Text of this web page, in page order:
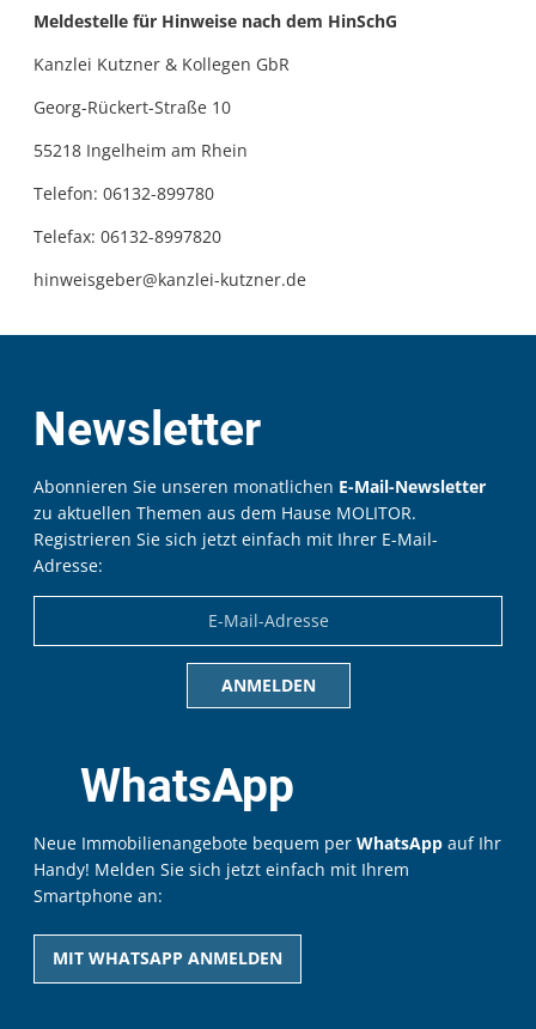
Meldestelle für Hinweise nach dem HinSchG
Kanzlei Kutzner & Kollegen GbR
Georg-Rückert-Straße 10
55218 Ingelheim am Rhein
Telefon: 06132-899780
Telefax: 06132-8997820
hinweisgeber@kanzlei-kutzner.de
Newsletter
Abonnieren Sie unseren monatlichen E-Mail-Newsletter
zu aktuellen Themen aus dem Hause MOLITOR.
Registrieren Sie sich jetzt einfach mit Ihrer E-Mail-
Adresse:
WhatsApp
Neue Immobilienangebote bequem per WhatsApp auf Ihr
Handy! Melden Sie sich jetzt einfach mit Ihrem
Smartphone an:
MIT WHATSAPP ANMELDEN